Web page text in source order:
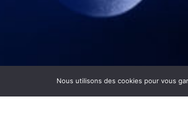
Nous utilisons des cookies pour vous